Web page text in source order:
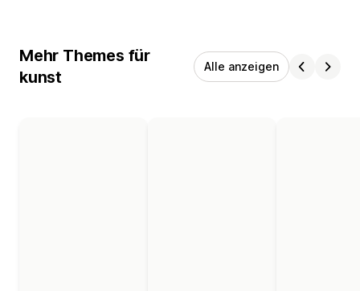
Mehr Themes für
kunst
Alle anzeigen